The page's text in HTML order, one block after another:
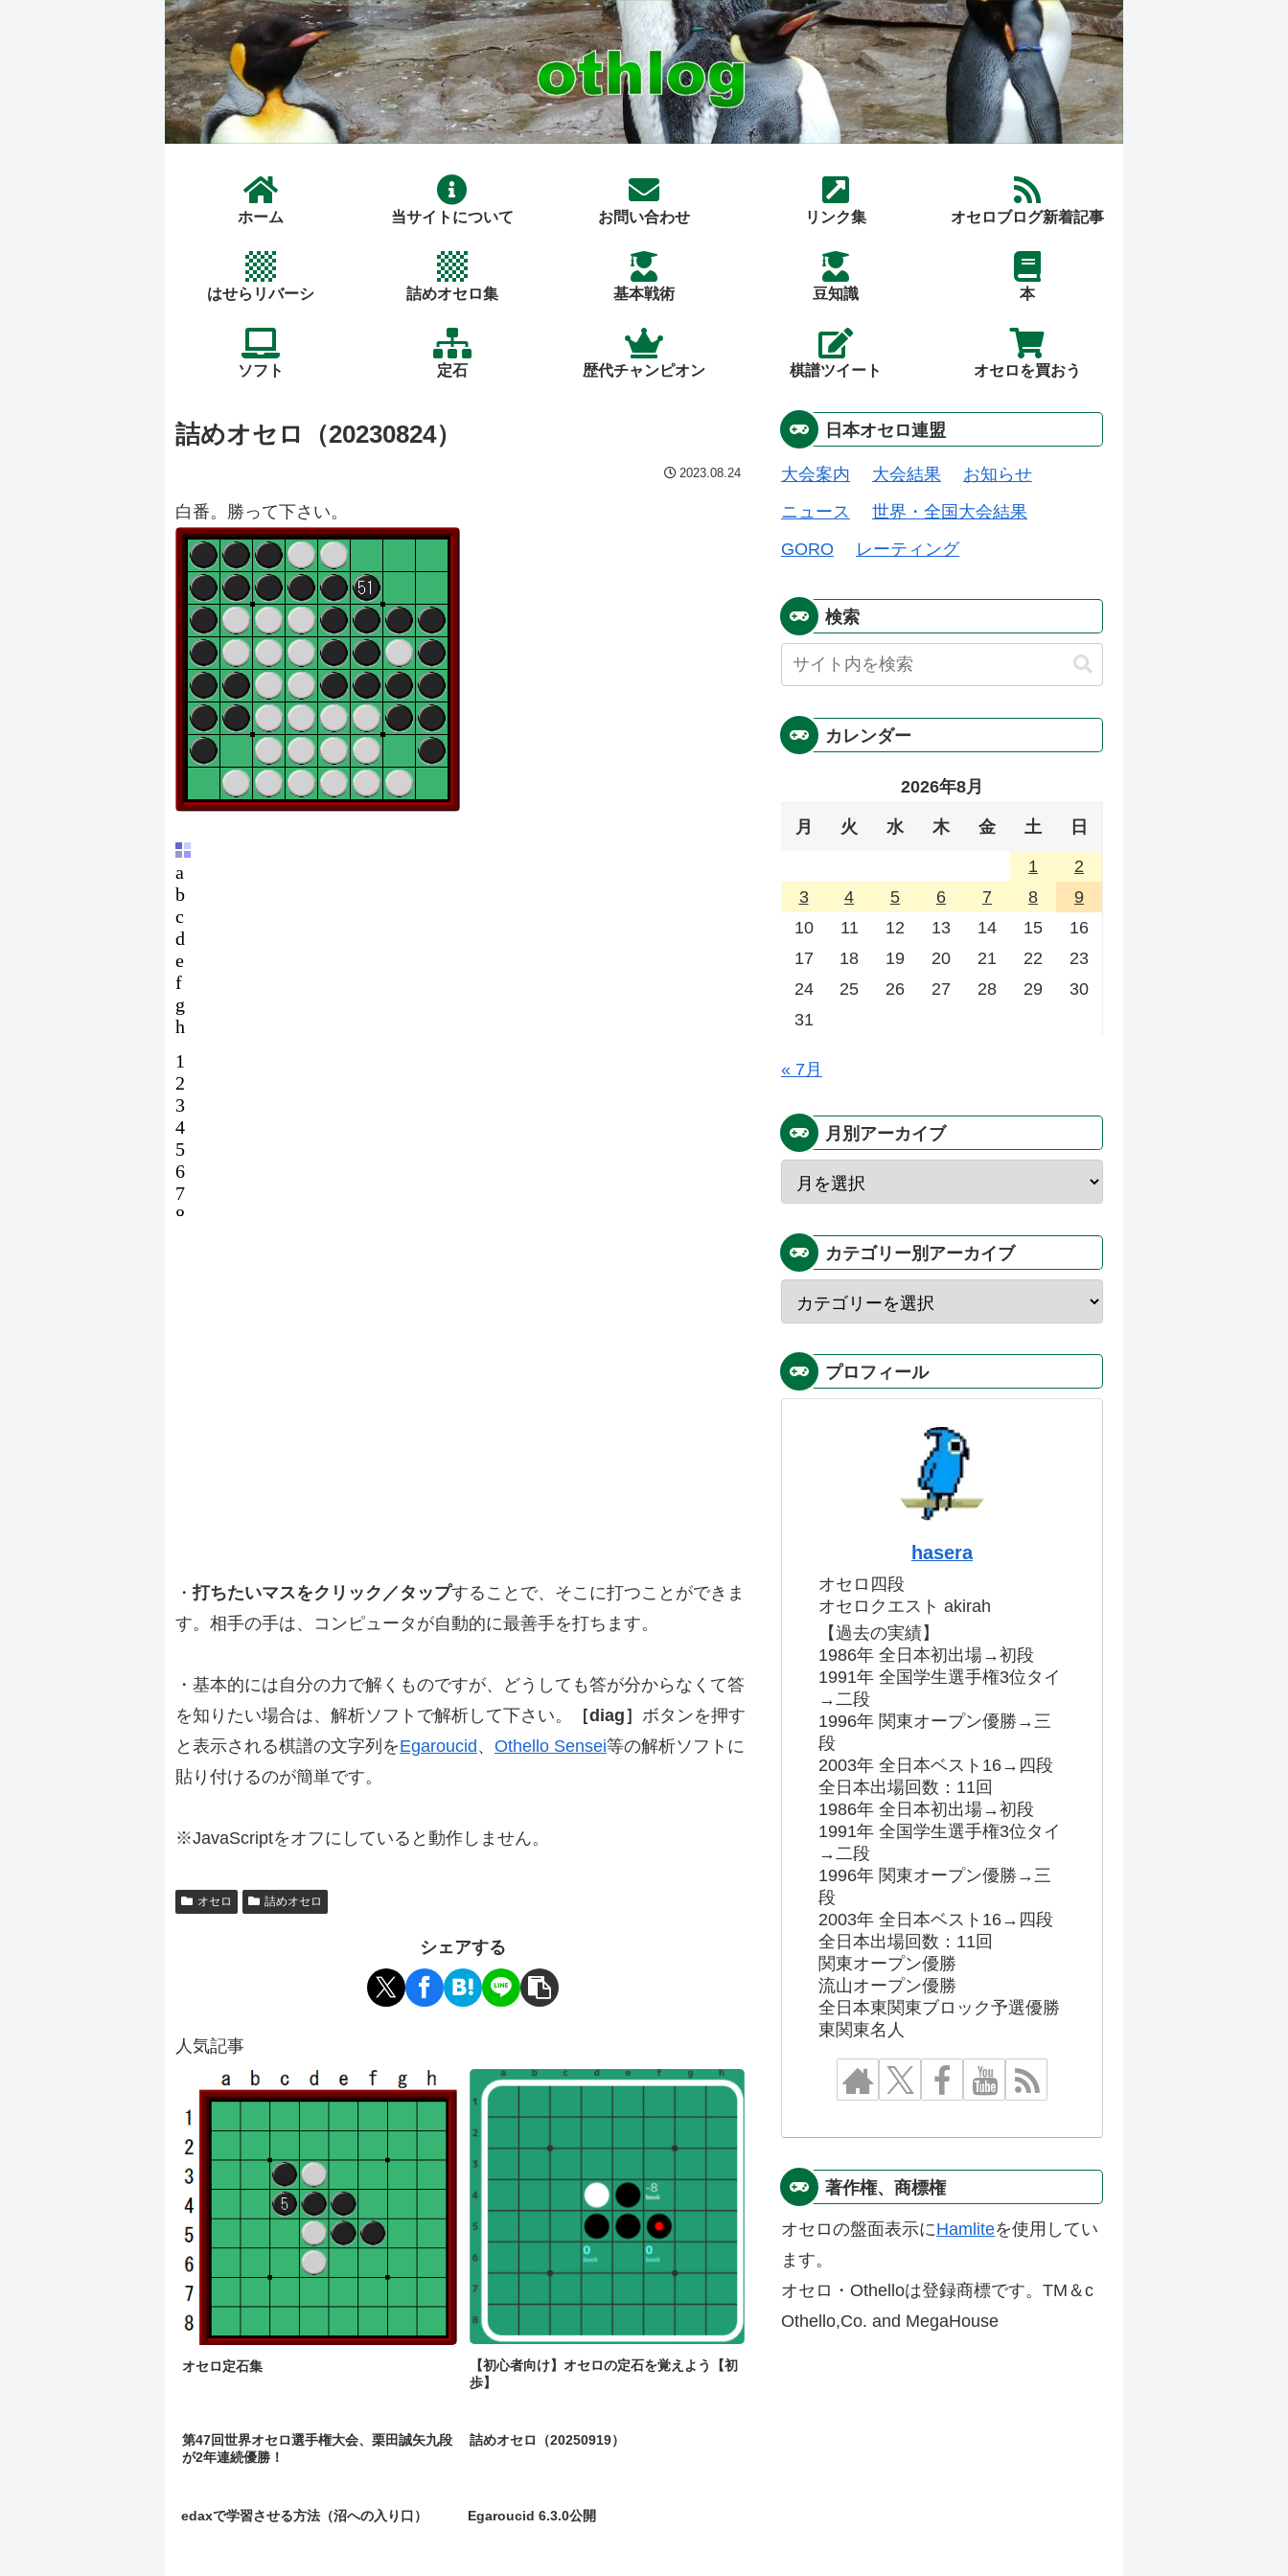
ホーム 当サイトについて お問い合わせ リンク集 オセロブログ新着記事
はせらリバーシ 詰めオセロ集 基本戦術 豆知識 本
ソフト 定石 歴代チャンピオン 棋譜ツイート オセロを買おう
詰めオセロ（20230824）
2023.08.24
白番。勝って下さい。
・打ちたいマスをクリック／タップすることで、そこに打つことができま
す。相手の手は、コンピュータが自動的に最善手を打ちます。
・基本的には自分の力で解くものですが、どうしても答が分からなくて答
を知りたい場合は、解析ソフトで解析して下さい。
［diag］ ボタンを押す
と表示される棋譜の文字列をEgaroucid、 Othello Sensei等の解析ソフトに
貼り付けるのが簡単です。
※JavaScriptをオフにしていると動作しません。
オセロ 詰めオセロ
シェアする
人気記事
オセロ定石集
【初心者向け】オセロの定石を覚えよう【初
歩】
第47回世界オセロ選手権大会、栗田誠矢九段
が2年連続優勝！
詰めオセロ（20250919）
edaxで学習させる方法（沼への入り口） Egaroucid 6.3.0公開
日本オセロ連盟
大会案内 大会結果
お知らせ
ニュース
世界・全国大会結果
GORO
レーティング
検索
カレンダー
2026年8月
月 火 水 木 金 土 日
1
2
3
4 5 6 7 8
9
10
11 12 13 14 15
16
17
18 19 20 21 22
23
24
25 26 27 28 29
30
31
« 7月
月別アーカイブ
カテゴリー別アーカイブ
プロフィール
hasera
オセロ四段
オセロクエスト akirah
【過去の実績】
1986年 全日本初出場→初段
1991年 全国学生選手権3位タイ
→二段
1996年 関東オープン優勝→三
段
2003年 全日本ベスト16→四段
全日本出場回数：11回
1986年 全日本初出場→初段
1991年 全国学生選手権3位タイ
→二段
1996年 関東オープン優勝→三
段
2003年 全日本ベスト16→四段
全日本出場回数：11回
関東オープン優勝
流山オープン優勝
全日本東関東ブロック予選優勝
東関東名人
著作権、商標権
オセロの盤面表示にHamliteを使用してい
ます。
オセロ・Othelloは登録商標です。TM＆c
Othello,Co. and MegaHouse